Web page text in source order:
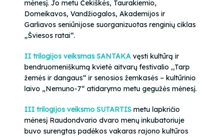
mėnesį. Jo metu Čekiškės, Taurakiemio,
Domeikavos, Vandžiogalos, Akademijos ir
Garliavos seniūnijose suorganizuotas renginių ciklas
„Šviesos ratai“.
II trilogijos veiksmas SANTAKA vęsti kultūrą ir
bendruomeniškumą kvietė aitvarų festivalio ,,Tarp
žemės ir dangaus“ ir senosios žemkasės – kultūrinio
laivo „Nemuno-7“ atidarymo metu gegužės mėnesį.
III trilogijos veiksmo SUTARTIS metu lapkričio
mėnesį Raudondvario dvaro menų inkubatoriuje
buvo surengtas padėkos vakaras rajono kultūros